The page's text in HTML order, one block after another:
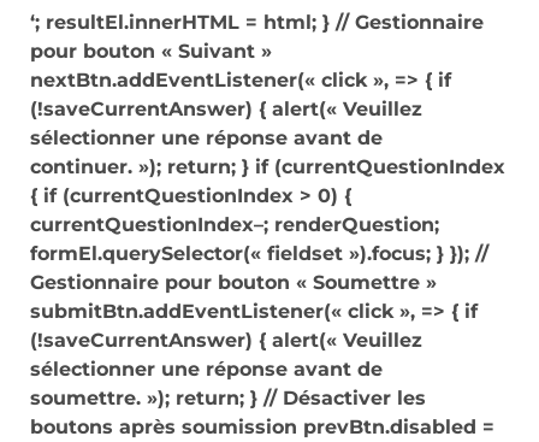
‘; resultEl.innerHTML = html; } // Gestionnaire
pour bouton « Suivant »
nextBtn.addEventListener(« click », => { if
(!saveCurrentAnswer) { alert(« Veuillez
sélectionner une réponse avant de
continuer. »); return; } if (currentQuestionIndex
{ if (currentQuestionIndex > 0) {
currentQuestionIndex–; renderQuestion;
formEl.querySelector(« fieldset »).focus; } }); //
Gestionnaire pour bouton « Soumettre »
submitBtn.addEventListener(« click », => { if
(!saveCurrentAnswer) { alert(« Veuillez
sélectionner une réponse avant de
soumettre. »); return; } // Désactiver les
boutons après soumission prevBtn.disabled =